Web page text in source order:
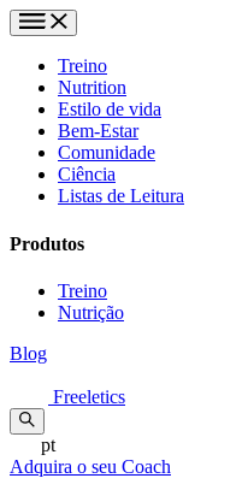
Treino
Nutrition
Estilo de vida
Bem-Estar
Comunidade
Ciência
Listas de Leitura
Produtos
Treino
Nutrição
Blog
Freeletics
pt
Adquira o seu Coach